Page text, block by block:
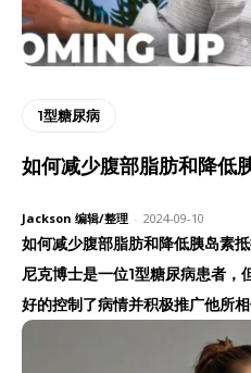
1型糖尿病
如何减少腹部脂肪和降低
Jackson 编辑/整理 - 2024-09-10
如何减少腹部脂肪和降低胰岛素
尼克博士是一位1型糖尿病患者，
好的控制了病情并积极推广他所相